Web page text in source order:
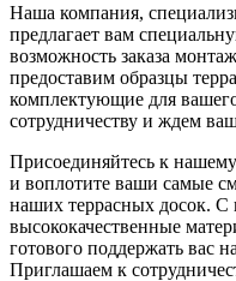
Наша компания,
предлагает вам
возможность заказа
предоставим образцы
комплектующие для
сотрудничеству и ждем
Присоединяйтесь к
и воплотите ваши самые
наших террасных досок. С
высококачественные
готового поддержать вас
Приглашаем к